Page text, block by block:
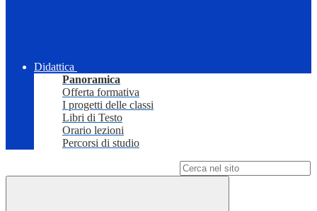
Didattica
Panoramica
Offerta formativa
I progetti delle classi
Libri di Testo
Orario lezioni
Percorsi di studio